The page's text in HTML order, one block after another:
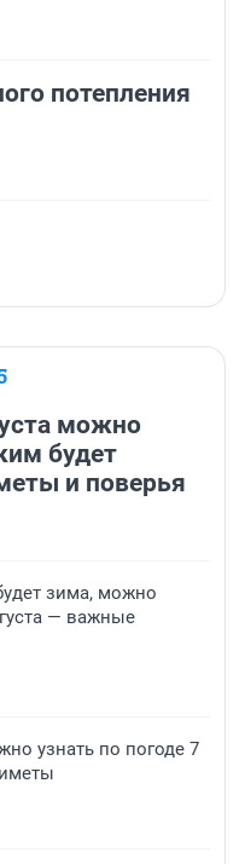
потепления
можно
будет
и поверья
зима, можно
— важные
узнать по погоде 7